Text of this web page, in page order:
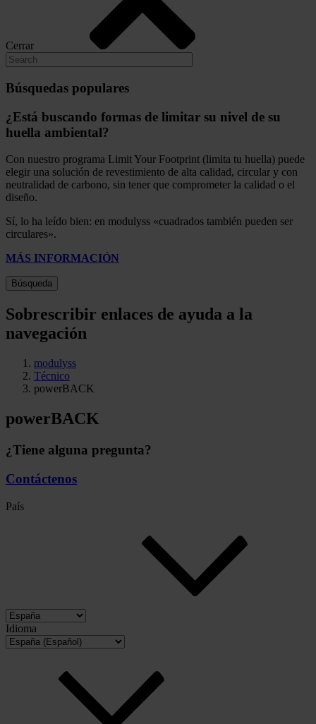
Cerrar
Búsquedas populares
¿Está buscando formas de limitar su nivel de su
huella ambiental?
Con nuestro programa Limit Your Footprint (limita tu huella) puede
elegir una solución de revestimiento de alta calidad, circular y con
neutralidad de carbono, sin tener que comprometer la calidad o el
diseño.
Sí, lo ha leído bien: en modulyss «cuadrados también pueden ser
circulares».
MÁS INFORMACIÓN
Búsqueda
Sobrescribir enlaces de ayuda a la
navegación
modulyss
Técnico
powerBACK
powerBACK
¿Tiene alguna pregunta?
Contáctenos
País
Idioma